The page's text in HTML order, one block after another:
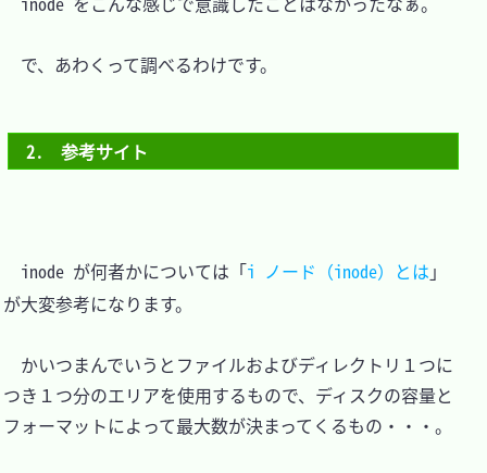
で、あわくって調べるわけです。
2.　参考サイト
inode が何者かについては「i ノード（inode）とは 」
が大変参考になります。
かいつまんでいうとファイルおよびディレクトリ１つに
つき１つ分のエリアを使用するもので、ディスクの容量と
フォーマットによって最大数が決まってくるもの・・・。